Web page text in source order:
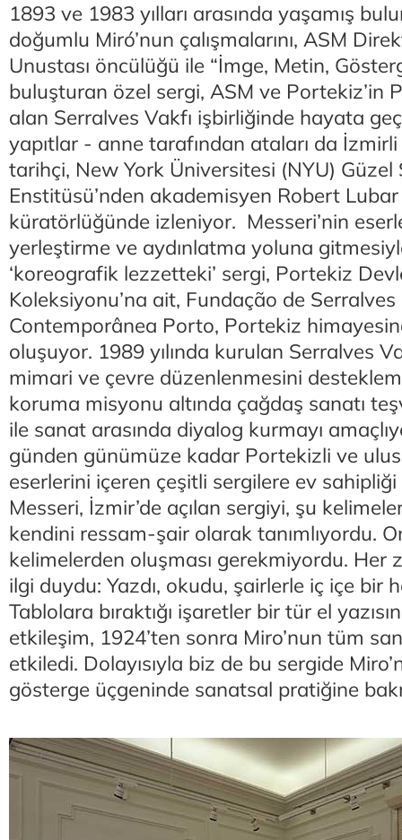
1893 ve 1983 yılları arasında yaşamış
doğumlu Miró’nun çalışmalarını, ASM
Unustası öncülüğü ile “İmge, Metin,
buluşturan özel sergi, ASM ve Portekiz’in
alan Serralves Vakfı işbirliğinde hayata
yapıtlar - anne tarafından ataları da
tarihçi, New York Üniversitesi (NYU) Güzel
Enstitüsü’nden akademisyen Robert Lubar
küratörlüğünde izleniyor. Messeri’nin
yerleştirme ve aydınlatma yoluna
‘koreografik lezzetteki’ sergi, Portekiz
Koleksiyonu’na ait, Fundação de
Contemporânea Porto, Portekiz
oluşuyor. 1989 yılında kurulan Serralves
mimari ve çevre düzenlenmesini
koruma misyonu altında çağdaş sanatı
ile sanat arasında diyalog kurmayı
günden günümüze kadar Portekizli ve
eserlerini içeren çeşitli sergilere ev
Messeri, İzmir’de açılan sergiyi, şu
kendini ressam-şair olarak tanımlıyordu.
kelimelerden oluşması gerekmiyordu. Her
ilgi duydu: Yazdı, okudu, şairlerle iç içe bir
Tablolara bıraktığı işaretler bir tür el
etkileşim, 1924’ten sonra Miro’nun tüm
etkiledi. Dolayısıyla biz de bu sergide
gösterge üçgeninde sanatsal pratiğine